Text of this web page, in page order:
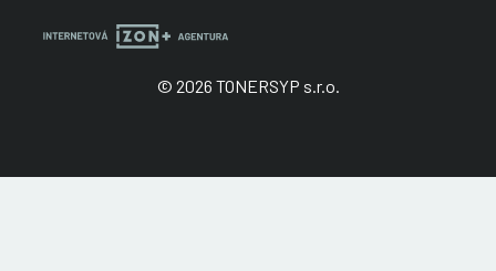
© 2026 TONERSYP s.r.o.